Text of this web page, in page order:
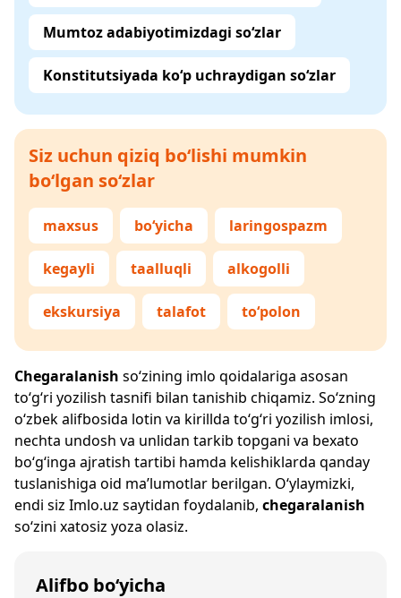
Mumtoz adabiyotimizdagi so‘zlar
Konstitutsiyada ko‘p uchraydigan so‘zlar
Siz uchun qiziq bo‘lishi mumkin
bo‘lgan so‘zlar
maxsus bo‘yicha laringospazm
kegayli taalluqli alkogolli
ekskursiya talafot to‘polon
Chegaralanish so‘zining imlo qoidalariga asosan
to‘g‘ri yozilish tasnifi bilan tanishib chiqamiz. So‘zning
o‘zbek alifbosida lotin va kirillda to‘g‘ri yozilish imlosi,
nechta undosh va unlidan tarkib topgani va bexato
bo‘g‘inga ajratish tartibi hamda kelishiklarda qanday
tuslanishiga oid ma’lumotlar berilgan. O‘ylaymizki,
endi siz Imlo.uz saytidan foydalanib, chegaralanish
so‘zini xatosiz yoza olasiz.
Alifbo bo‘yicha